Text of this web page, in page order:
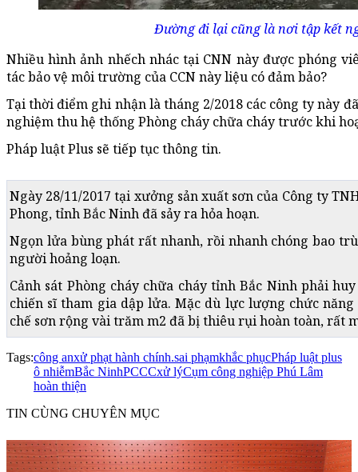
Đường đi lại cũng là nơi tập kết
Nhiều hình ảnh nhếch nhác tại CNN này được phóng
tác bảo vệ môi trường của CCN này liệu có đảm bảo?
Tại thời điểm ghi nhận là tháng 2/2018 các công ty này
nghiệm thu hệ thống Phòng cháy chữa cháy trước khi
Pháp luật Plus sẽ tiếp tục thông tin.
Ngày 28/11/2017 tại xưởng sản xuất sơn của Công ty
Phong, tỉnh Bắc Ninh đã sảy ra hỏa hoạn.
Ngọn lửa bùng phát rất nhanh, rồi nhanh chóng bao
người hoảng loạn.
Cảnh sát Phòng cháy chữa cháy tỉnh Bắc Ninh phải
chiến sĩ tham gia dập lửa. Mặc dù lực lượng chức
chế sơn rộng vài trăm m2 đã bị thiêu rụi hoàn toàn, rất
Tags:công anxử phạt hành chính.sai phạmkhắc phụcPháp luật plus
ô nhiễmBắc NinhPCCCxử lýCụm công nghiệp Phú Lâm
hoàn thiện
TIN CÙNG CHUYÊN MỤC